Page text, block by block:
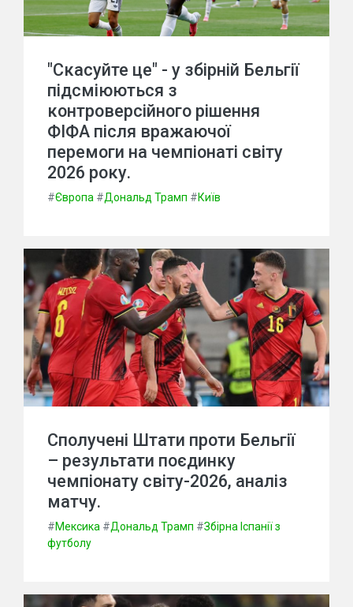
"Скасуйте це" - у збірній Бельгії
підсміюються з
контроверсійного рішення
ФІФА після вражаючої
перемоги на чемпіонаті світу
2026 року.
#Європа #Дональд Трамп #Київ
Сполучені Штати проти Бельгії
– результати поєдинку
чемпіонату світу-2026, аналіз
матчу.
#Мексика #Дональд Трамп #Збірна Іспанії з
футболу